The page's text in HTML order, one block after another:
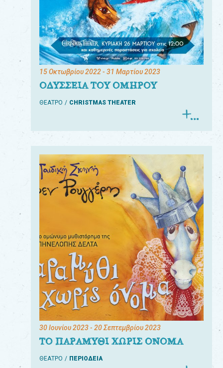
15 Οκτωβρίου 2022- 31 Μαρτίου 2023
ΟΔΥΣΣΕΙΑ ΤΟΥ ΟΜΗΡΟΥ
ΘΕΑΤΡΟ CHRISTMAS THEATER
30 Ιουνίου 2023- 20 Σεπτεμβρίου 2023
ΤΟ ΠΑΡΑΜΥΘΙ ΧΩΡΙΣ ΟΝΟΜΑ
ΘΕΑΤΡΟ ΠΕΡΙΟΔΕΙΑ